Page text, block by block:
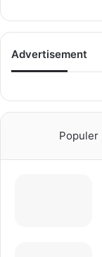
Advertisement
Populer